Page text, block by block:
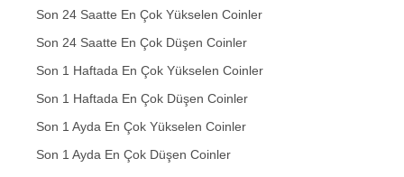
Son 24 Saatte En Çok Yükselen Coinler
Son 24 Saatte En Çok Düşen Coinler
Son 1 Haftada En Çok Yükselen Coinler
Son 1 Haftada En Çok Düşen Coinler
Son 1 Ayda En Çok Yükselen Coinler
Son 1 Ayda En Çok Düşen Coinler